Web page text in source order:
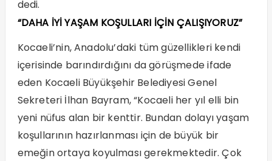
dedi.
“DAHA İYİ YAŞAM KOŞULLARI İÇİN ÇALIŞIYORUZ”
Kocaeli’nin, Anadolu’daki tüm güzellikleri kendi
içerisinde barındırdığını da görüşmede ifade
eden Kocaeli Büyükşehir Belediyesi Genel
Sekreteri İlhan Bayram, “Kocaeli her yıl elli bin
yeni nüfus alan bir kenttir. Bundan dolayı yaşam
koşullarının hazırlanması için de büyük bir
emeğin ortaya koyulması gerekmektedir. Çok